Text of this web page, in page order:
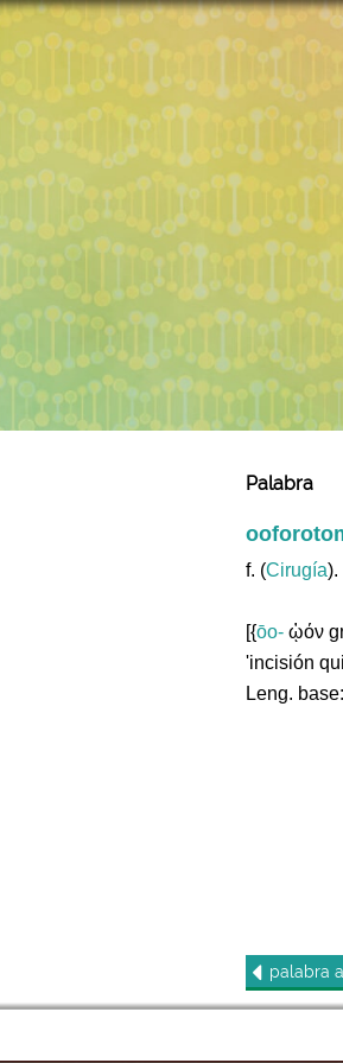
Palabra
f. (Cirugía).
[{ōo- ᾠόν
'incisión
Leng. base:
palabra